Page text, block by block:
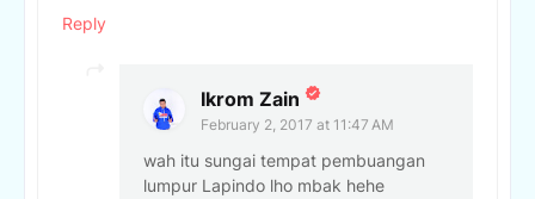
Reply
Ikrom Zain
February 2, 2017 at 11:47 AM
wah itu sungai tempat pembuangan
lumpur Lapindo lho mbak hehe